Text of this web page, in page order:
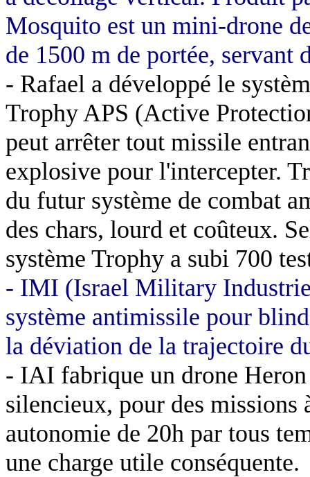
Mosquito est un mini-drone
de 1500 m de portée, servant
- Rafael a développé le
Trophy APS (Active
peut arrêter tout missile
explosive pour l'intercepter.
du futur système de combat
des chars, lourd et coûteux.
système Trophy a subi 700
- IMI (Israel Military
système antimissile pour
la déviation de la trajectoire
- IAI fabrique un drone Heron
silencieux, pour des missions
autonomie de 20h par tous
une charge utile conséquente.